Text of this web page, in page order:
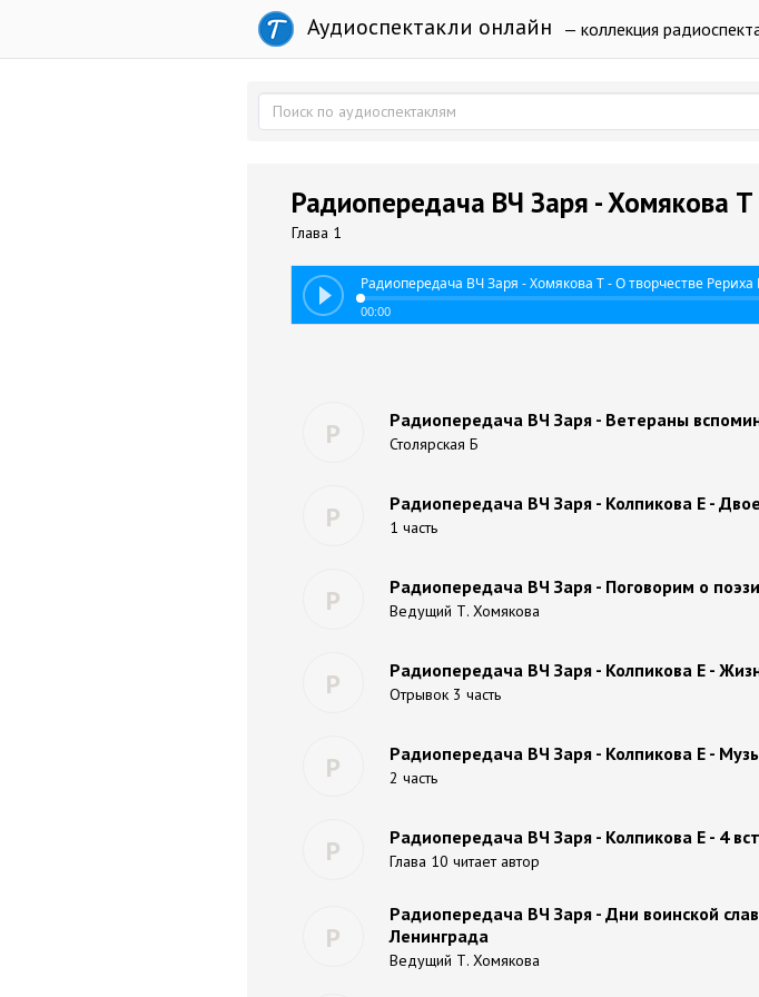
Аудиоспектакли онлайн — коллекция
Радиопередача ВЧ Заря - Хомякова
Глава 1
Радиопередача ВЧ Заря - Хомякова Т - О творчестве Рериха
00:00
Р Радиопередача ВЧ Заря - Ветераны
Столярская Б
Р Радиопередача ВЧ Заря - Колпикова Е - Двое
1 часть
Р Радиопередача ВЧ Заря - Поговорим о
Ведущий Т. Хомякова
Р Радиопередача ВЧ Заря - Колпикова Е -
Отрывок 3 часть
Р Радиопередача ВЧ Заря - Колпикова Е -
2 часть
Р Радиопередача ВЧ Заря - Колпикова Е - 4
Глава 10 читает автор
Р
Радиопередача ВЧ Заря - Дни воинской
Ленинграда
Ведущий Т. Хомякова